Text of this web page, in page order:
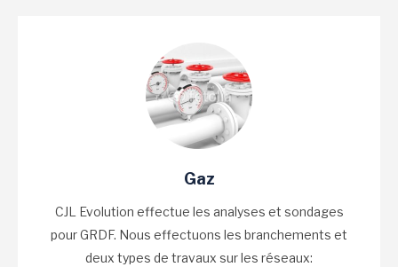
Gaz
CJL Evolution effectue les analyses et sondages
pour GRDF. Nous effectuons les branchements et
deux types de travaux sur les réseaux: